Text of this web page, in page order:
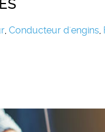
, Conducteur d'engins,